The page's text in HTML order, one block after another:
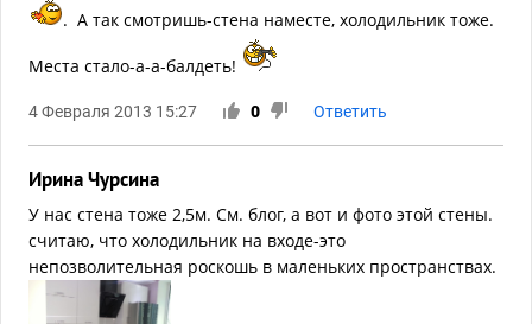
. А так смотришь-стена наместе, холодильник тоже.
Места стало-а-а-балдеть!
4 Февраля 2013 15:27 0 Ответить
Ирина Чурсина
У нас стена тоже 2,5м. См. блог, а вот и фото этой стены.
считаю, что холодильник на входе-это
непозволительная роскошь в маленьких пространствах.